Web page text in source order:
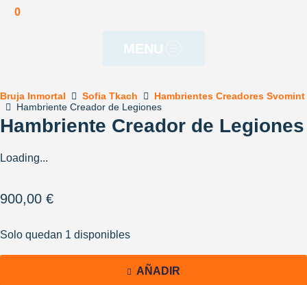
0
MENU
Bruja Inmortal Sofia Tkach
Hambrientes Creadores Svomint
Hambriente Creador de Legiones
Hambriente Creador de Legiones
Loading...
900,00 €
Solo quedan 1 disponibles
AÑADIR